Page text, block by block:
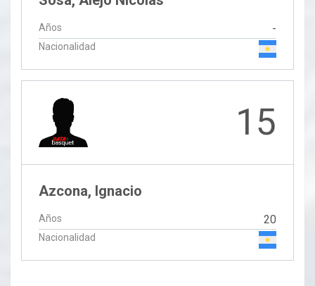
Años -
Nacionalidad
15
Azcona, Ignacio
Años 20
Nacionalidad